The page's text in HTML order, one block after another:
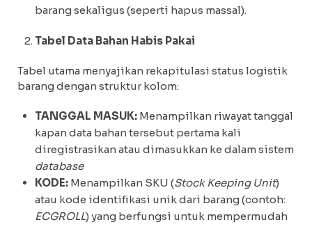
barang sekaligus (seperti hapus massal).
Tabel Data Bahan Habis Pakai
Tabel utama menyajikan rekapitulasi status logistik
barang dengan struktur kolom:
TANGGAL MASUK: Menampilkan riwayat tanggal
kapan data bahan tersebut pertama kali
diregistrasikan atau dimasukkan ke dalam sistem
database
KODE: Menampilkan SKU (Stock Keeping Unit)
atau kode identifikasi unik dari barang (contoh:
ECGROLL) yang berfungsi untuk mempermudah